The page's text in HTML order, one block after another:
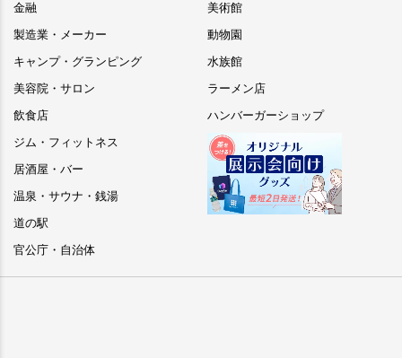
金融
製造業・メーカー
キャンプ・グランピング
美容院・サロン
飲食店
ジム・フィットネス
居酒屋・バー
温泉・サウナ・銭湯
道の駅
官公庁・自治体
美術館
動物園
水族館
ラーメン店
ハンバーガーショップ